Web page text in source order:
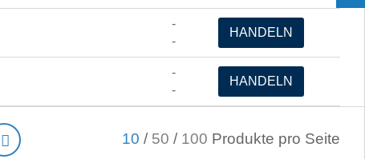
-
-
HANDELN
-
-
HANDELN
10 / 50 / 100 Produkte pro Seite